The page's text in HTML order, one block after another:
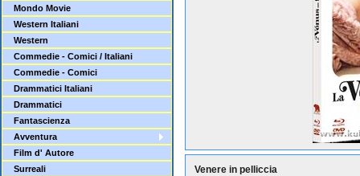
Mondo Movie
Western Italiani
Western
Commedie - Comici / Italiani
Commedie - Comici
Drammatici Italiani
Drammatici
Fantascienza
Avventura
Film d' Autore
Surreali
Venere in pelliccia